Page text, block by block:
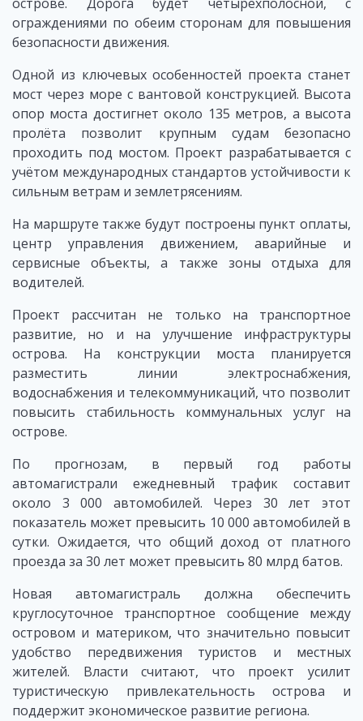
ограждениями по обеим сторонам для повышения
безопасности движения.
Одной из ключевых особенностей проекта станет
мост через море с вантовой конструкцией. Высота
опор моста достигнет около 135 метров, а высота
пролёта позволит крупным судам безопасно
проходить под мостом. Проект разрабатывается с
учётом международных стандартов устойчивости к
сильным ветрам и землетрясениям.
На маршруте также будут построены пункт оплаты,
центр управления движением, аварийные и
сервисные объекты, а также зоны отдыха для
водителей.
Проект рассчитан не только на транспортное
развитие, но и на улучшение инфраструктуры
острова. На конструкции моста планируется
разместить линии электроснабжения,
водоснабжения и телекоммуникаций, что позволит
повысить стабильность коммунальных услуг на
острове.
По прогнозам, в первый год работы
автомагистрали ежедневный трафик составит
около 3 000 автомобилей. Через 30 лет этот
показатель может превысить 10 000 автомобилей в
сутки. Ожидается, что общий доход от платного
проезда за 30 лет может превысить 80 млрд батов.
Новая автомагистраль должна обеспечить
круглосуточное транспортное сообщение между
островом и материком, что значительно повысит
удобство передвижения туристов и местных
жителей. Власти считают, что проект усилит
туристическую привлекательность острова и
поддержит экономическое развитие региона.